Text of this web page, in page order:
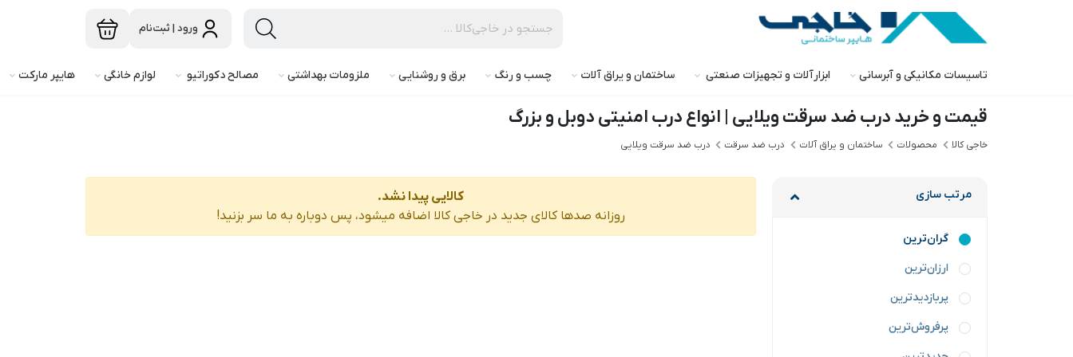
ورود | ثبت‌نام
تاسیسات مکانیکی و آبرسانی ابزارآلات و تجهیزات صنعتی ساختمان و یراق آلات چسب و رنگ برق و روشنایی ملزومات بهداشتی مصالح دکوراتیو لوازم خانگی هایپر مارکت
قیمت و خرید درب ضد سرقت ویلایی | انواع درب امنیتی دوبل و بزرگ
خاجی‌ کالا محصولات ساختمان و یراق آلات درب ضد سرقت درب ضد سرقت ویلایی
مرتب سازی
گران‌ترین
ارزان‌ترین
پربازدیدترین
پرفروش‌ترین
کالایی پیدا نشد.
روزانه صدها کالای جدید در خاجی‌ کالا اضافه میشود، پس دوباره به ما سر بزنید!